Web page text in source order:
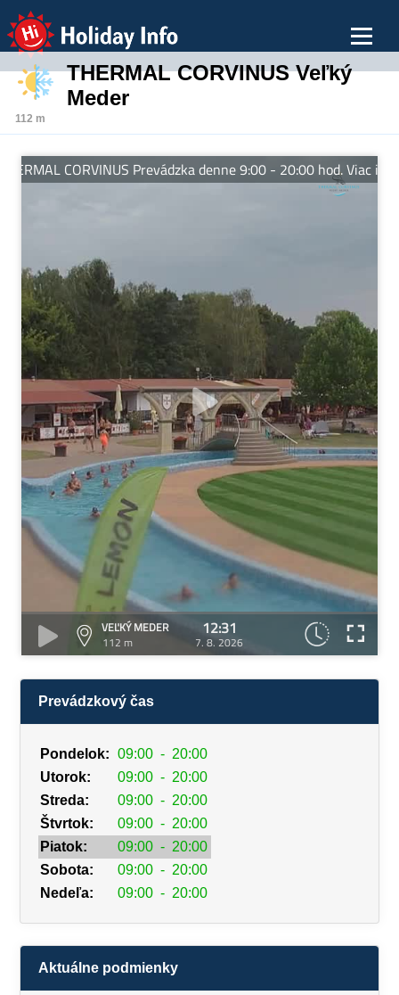
Holiday Info
THERMAL CORVINUS Veľký
Meder
112 m
CORVINUS Prevádzka denne 9:00 - 20:00 hod. Viac
VEĽKÝ MEDER
112 m
12:31
7. 8. 2026
Prevádzkový čas
Pondelok: 09:00 - 20:00
Utorok:
09:00 - 20:00
Streda:
09:00 - 20:00
Štvrtok:
09:00 - 20:00
Piatok:
09:00 - 20:00
Sobota:
09:00 - 20:00
Nedeľa:
09:00 - 20:00
Aktuálne podmienky